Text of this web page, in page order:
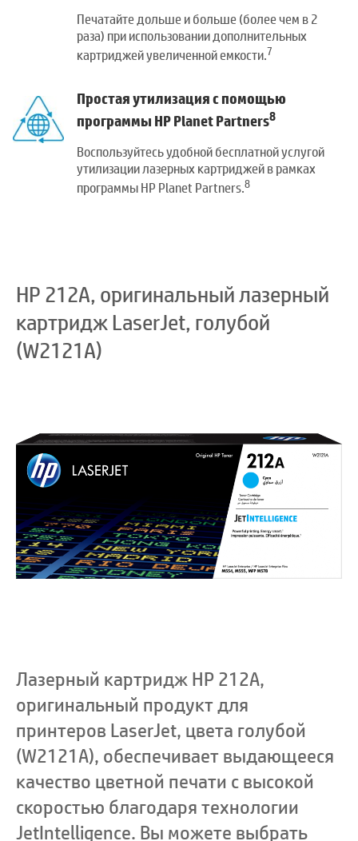
Печатайте дольше и больше (более чем в 2
раза) при использовании дополнительных
картриджей увеличенной емкости.7
Простая утилизация с помощью
программы HP Planet Partners8
Воспользуйтесь удобной бесплатной услугой
утилизации лазерных картриджей в рамках
программы HP Planet Partners.8
HP 212A, оригинальный лазерный
картридж LaserJet, голубой
(W2121A)
Лазерный картридж HP 212A,
оригинальный продукт для
принтеров LaserJet, цвета голубой
(W2121A), обеспечивает выдающееся
качество цветной печати с высокой
скоростью благодаря технологии
JetIntelligence. Вы можете выбрать